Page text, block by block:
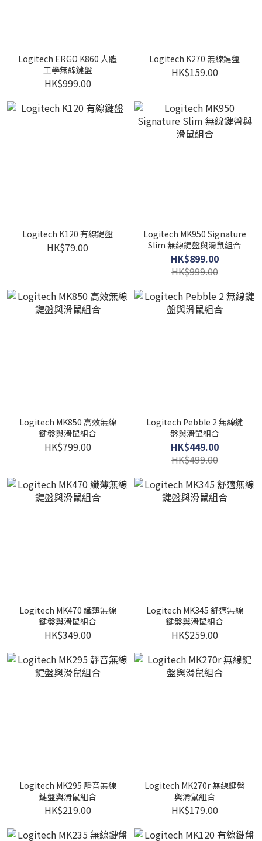
Logitech ERGO K860 人體
工學無線鍵盤
HK$999.00
Logitech K270 無線鍵盤
HK$159.00
Logitech K120 有線鍵盤
HK$79.00
Logitech MK950 Signature
Slim 無線鍵盤與滑鼠組合
HK$899.00
HK$999.00
Logitech MK850 高效無線
鍵盤與滑鼠組合
HK$799.00
Logitech Pebble 2 無線鍵
盤與滑鼠組合
HK$449.00
HK$499.00
Logitech MK470 纖薄無線
鍵盤與滑鼠組合
HK$349.00
Logitech MK345 舒適無線
鍵盤與滑鼠組合
HK$259.00
Logitech MK295 靜音無線
鍵盤與滑鼠組合
HK$219.00
Logitech MK270r 無線鍵盤
與滑鼠組合
HK$179.00